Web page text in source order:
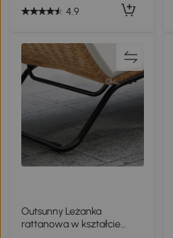
4.9
Outsunny Leżanka
rattanowa w kształcie